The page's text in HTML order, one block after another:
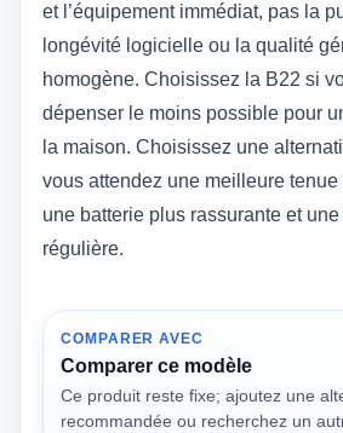
et l’équipement immédiat, pas la
longévité logicielle ou la qualité
homogène. Choisissez la B22 si
dépenser le moins possible pour
la maison. Choisissez une
vous attendez une meilleure tenue
une batterie plus rassurante et
régulière.
COMPARER AVEC
Comparer ce modèle
Ce produit reste fixe; ajoutez une
recommandée ou recherchez un